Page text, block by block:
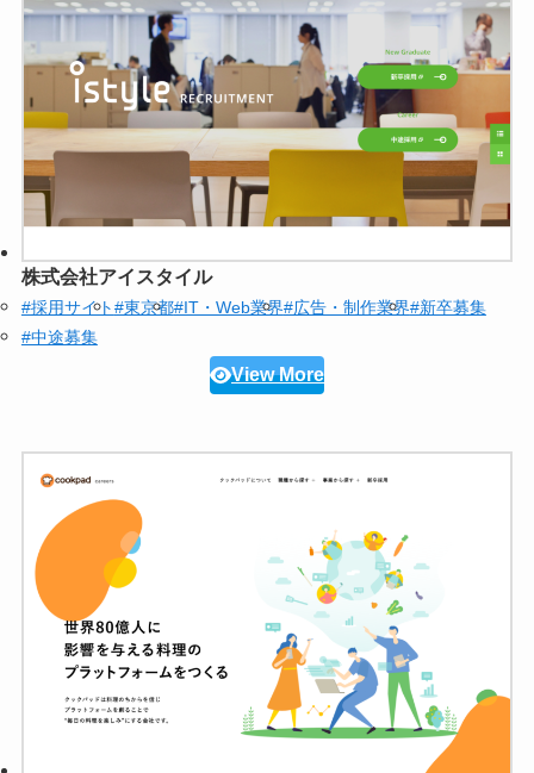
株式会社アイスタイル
#採用サイト#東京都#IT・Web業界#広告・制作業界#新卒募集
#中途募集
View More